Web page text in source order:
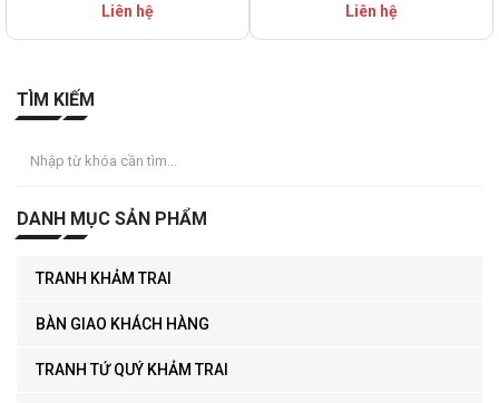
Liên hệ Liên hệ
TÌM KIẾM
DANH MỤC SẢN PHẨM
TRANH KHẢM TRAI
BÀN GIAO KHÁCH HÀNG
TRANH TỨ QUÝ KHẢM TRAI